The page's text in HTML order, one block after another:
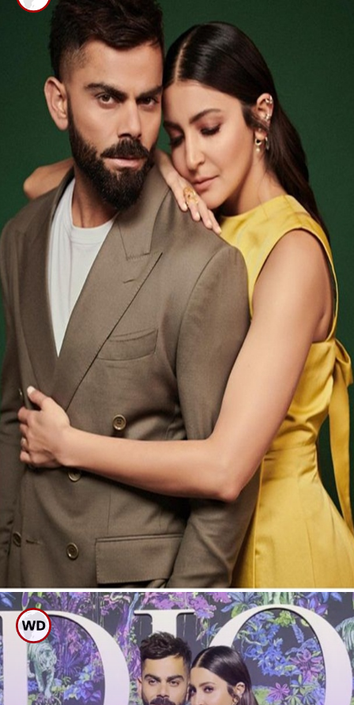
ಪತ್ನಿ ಜೊತೆ ಫಿಲ್ಮೀ ಪೋಸ್
ಪವರ್ ಫುಲ್ ಕಪಲ್